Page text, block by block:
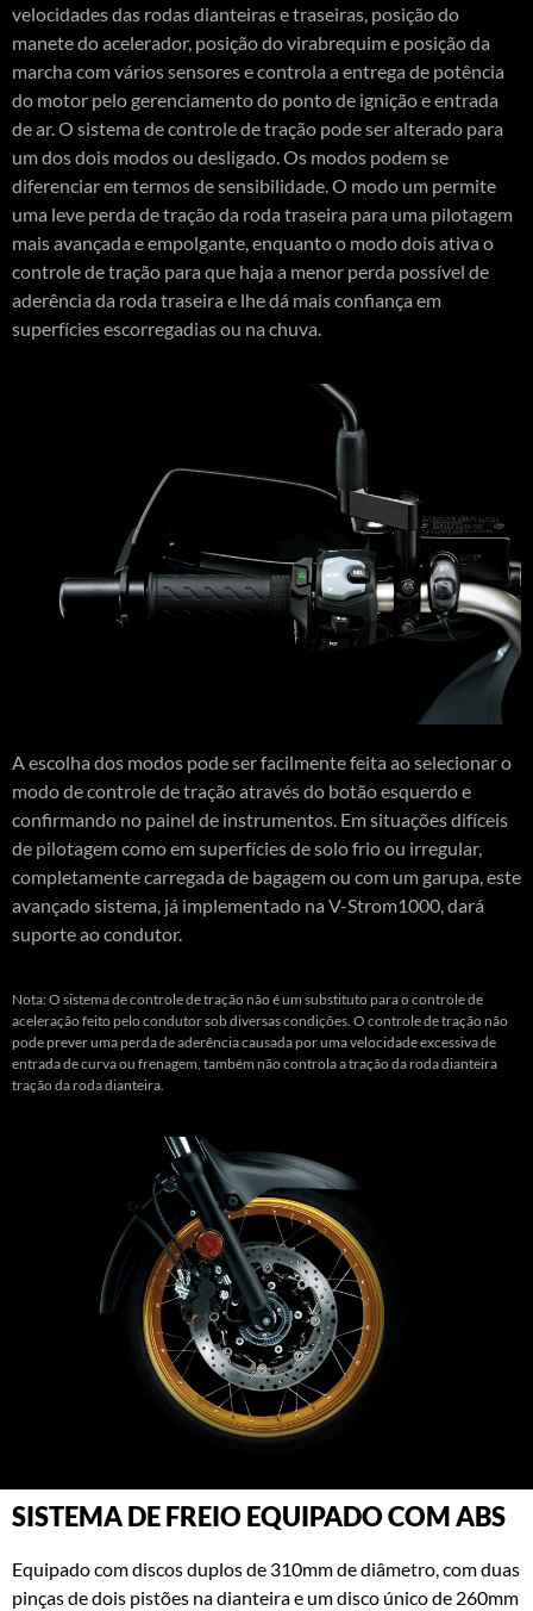
velocidades das rodas dianteiras e traseiras, posição do
manete do acelerador, posição do virabrequim e posição da
marcha com vários sensores e controla a entrega de potência
do motor pelo gerenciamento do ponto de ignição e entrada
de ar. O sistema de controle de tração pode ser alterado para
um dos dois modos ou desligado. Os modos podem se
diferenciar em termos de sensibilidade. O modo um permite
uma leve perda de tração da roda traseira para uma pilotagem
mais avançada e empolgante, enquanto o modo dois ativa o
controle de tração para que haja a menor perda possível de
aderência da roda traseira e lhe dá mais confiança em
superfícies escorregadias ou na chuva.
A escolha dos modos pode ser facilmente feita ao selecionar o
modo de controle de tração através do botão esquerdo e
confirmando no painel de instrumentos. Em situações difíceis
de pilotagem como em superfícies de solo frio ou irregular,
completamente carregada de bagagem ou com um garupa, este
avançado sistema, já implementado na V-Strom1000, dará
suporte ao condutor.
Nota: O sistema de controle de tração não é um substituto para o controle de
aceleração feito pelo condutor sob diversas condições. O controle de tração não
pode prever uma perda de aderência causada por uma velocidade excessiva de
entrada de curva ou frenagem, também não controla a tração da roda dianteira
tração da roda dianteira.
SISTEMA DE FREIO EQUIPADO COM ABS
Equipado com discos duplos de 310mm de diâmetro, com duas
pinças de dois pistões na dianteira e um disco único de 260mm